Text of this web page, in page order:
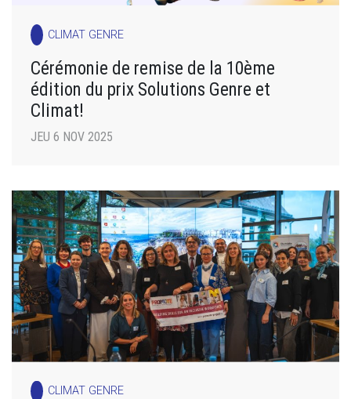
CLIMAT GENRE
Cérémonie de remise de la 10ème
édition du prix Solutions Genre et
Climat!
JEU 6 NOV 2025
CLIMAT GENRE